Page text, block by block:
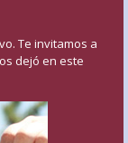
Te invitamos a
dejó en este